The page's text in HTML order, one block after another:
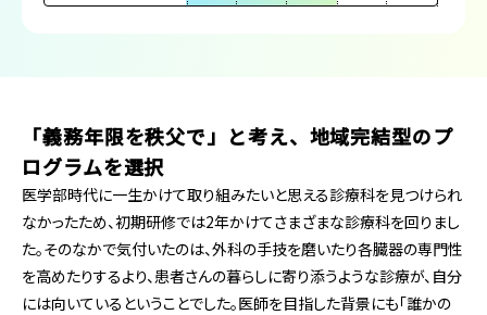
「義務年限を秩父で」と考え、地域完結型のプ
ログラムを選択
医学部時代に一生かけて取り組みたいと思える診療科を見つけられ
なかったため、初期研修では2年かけてさまざまな診療科を回りまし
た。そのなかで気付いたのは、外科の手技を磨いたり各臓器の専門性
を高めたりするより、患者さんの暮らしに寄り添うような診療が、自分
には向いているということでした。医師を目指した背景にも「誰かの